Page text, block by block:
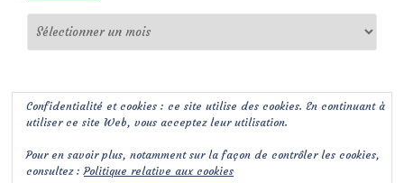
Confidentialité et cookies : ce site utilise des cookies. En continuant à
utiliser ce site Web, vous acceptez leur utilisation.
Pour en savoir plus, notamment sur la façon de contrôler les cookies,
consultez :Politique relative aux cookies